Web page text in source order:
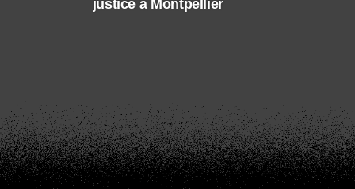
justice à Montpellier